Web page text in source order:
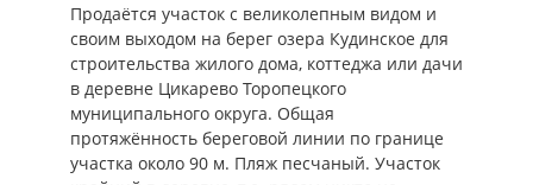
Продаётся участок с великолепным видом и
своим выходом на берег озера Кудинское для
строительства жилого дома, коттеджа или дачи
в деревне Цикарево Торопецкого
муниципального округа. Общая
протяжённость береговой линии по границе
участка около 90 м. Пляж песчаный. Участок